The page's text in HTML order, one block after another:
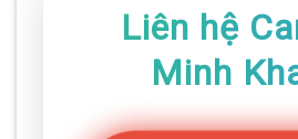
Liên hệ
Minh